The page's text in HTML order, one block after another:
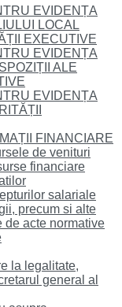
EVIDENȚA
LOCAL
EXECUTIVE
EVIDENȚA
ALE
EVIDENȚA
FINANCIARE
de venituri
financiare
salariale
precum si alte
de acte normative
la legalitate,
general al